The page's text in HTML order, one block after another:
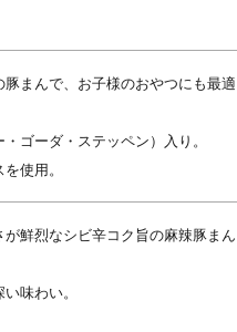
まんで、お子様のおやつにも最適
ゴーダ・ステッペン）入り。
使用。
鮮烈なシビ辛コク旨の麻辣豚まん
味わい。